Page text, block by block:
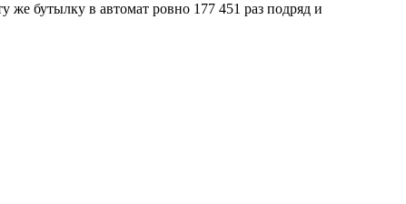
бутылку в автомат ровно 177 451 раз подряд и